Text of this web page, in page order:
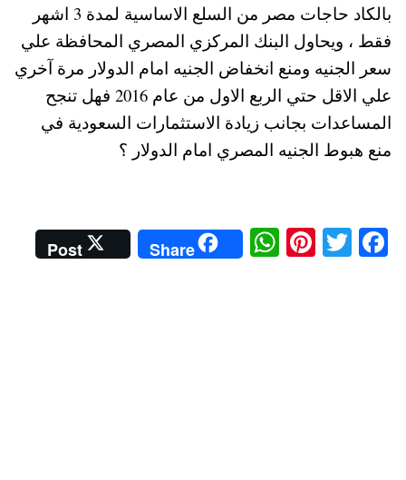
بالكاد حاجات مصر من السلع الاساسية لمدة 3 اشهر
فقط ، ويحاول البنك المركزي المصري المحافظة علي
سعر الجنيه ومنع انخفاض الجنيه امام الدولار مرة آخري
علي الاقل حتي الربع الاول من عام 2016 فهل تنجح
المساعدات بجانب زيادة الاستثمارات السعودية في
منع هبوط الجنيه المصري امام الدولار ؟
Fa
T
Pi
W
ha
Share
Post